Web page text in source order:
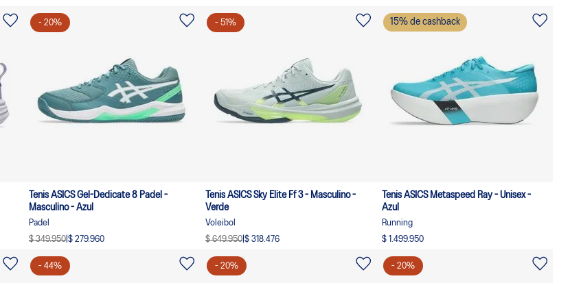
- 20%
Tenis ASICS Gel-Dedicate 8 Padel -
Masculino - Azul
Padel
$ 349.950| $ 279.960
- 51%
Tenis ASICS Sky Elite Ff 3 - Masculino -
Verde
Voleibol
$ 649.950| $ 318.476
15% de cashback
Tenis ASICS Metaspeed Ray - Unisex -
Azul
Running
$ 1.499.950
- 44% - 20% - 20%